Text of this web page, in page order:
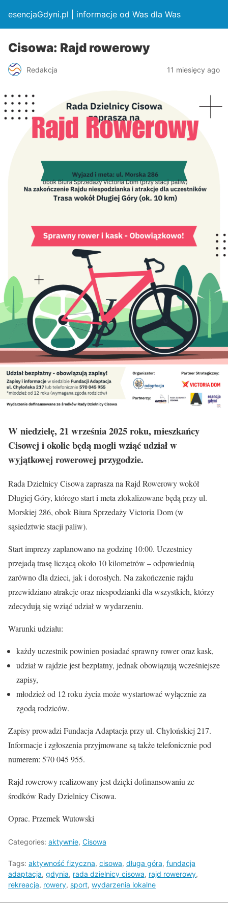
esencjaGdyni.pl | informacje od Was dla Was
Cisowa: Rajd rowerowy
Redakcja 11 miesięcy ago
W niedzielę, 21 września 2025 roku, mieszkańcy
Cisowej i okolic będą mogli wziąć udział w
wyjątkowej rowerowej przygodzie.
Rada Dzielnicy Cisowa zaprasza na Rajd Rowerowy wokół
Długiej Góry, którego start i meta zlokalizowane będą przy ul.
Morskiej 286, obok Biura Sprzedaży Victoria Dom (w
sąsiedztwie stacji paliw).
Start imprezy zaplanowano na godzinę 10:00. Uczestnicy
przejadą trasę liczącą około 10 kilometrów – odpowiednią
zarówno dla dzieci, jak i dorosłych. Na zakończenie rajdu
przewidziano atrakcje oraz niespodzianki dla wszystkich, którzy
zdecydują się wziąć udział w wydarzeniu.
Warunki udziału:
każdy uczestnik powinien posiadać sprawny rower oraz kask,
udział w rajdzie jest bezpłatny, jednak obowiązują wcześniejsze
zapisy,
młodzież od 12 roku życia może wystartować wyłącznie za
zgodą rodziców.
Zapisy prowadzi Fundacja Adaptacja przy ul. Chylońskiej 217.
Informacje i zgłoszenia przyjmowane są także telefonicznie pod
numerem: 570 045 955.
Rajd rowerowy realizowany jest dzięki dofinansowaniu ze
środków Rady Dzielnicy Cisowa.
Oprac. Przemek Wutowski
Categories: aktywnie, Cisowa
Tags: aktywność fizyczna, cisowa, długa góra, fundacja
adaptacja, gdynia, rada dzielnicy cisowa, rajd rowerowy,
rekreacja, rowery, sport, wydarzenia lokalne